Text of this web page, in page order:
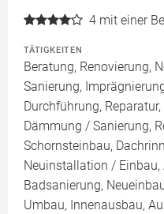
4 mit einer
TÄTIGKEITEN
Beratung, Renovierung,
Sanierung,
Durchführung,
Dämmung / Sanierung,
Schornsteinbau,
Neuinstallation /
Badsanierung,
Umbau, Innenausbau,